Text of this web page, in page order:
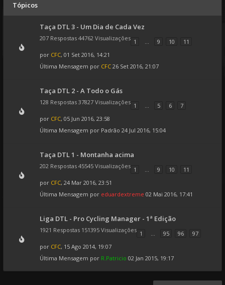
Tópicos
Taça DTL 3 - Um Dia de Cada Vez
207 Respostas 44762 Visualizações 1 ... 9 10
11
por CFC, 01 Set 2016, 14:21
Última Mensagem por CFC 26 Set 2016, 21:07
Taça DTL 2 - A Todo o Gás
128 Respostas 37827 Visualizações 1 ... 5 6
7
por CFC, 05 Jun 2016, 23:58
Última Mensagem por Padrão 24 Jul 2016, 15:04
Taça DTL 1 - Montanha acima
202 Respostas 45545 Visualizações 1 ... 9 10
11
por CFC, 24 Mar 2016, 23:51
Última Mensagem por eduardextreme 02 Mai 2016, 17:41
Liga DTL - Pro Cycling Manager - 1ª Edição
1921 Respostas 151395 Visualizações 1 ... 95 96
97
por CFC, 15 Ago 2014, 19:07
Última Mensagem por R.Patricio 02 Jan 2015, 19:17